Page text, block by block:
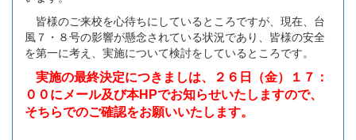
皆様のご来校を心待ちにしているところですが、現在、台
風７・８号の影響が懸念されている状況であり、皆様の安全
を第一に考え、実施について検討をしているところです。
実施の最終決定につきましは、２６日（金）１７：
００にメール及び本HPでお知らせいたしますので、
そちらでのご確認をお願いいたします。